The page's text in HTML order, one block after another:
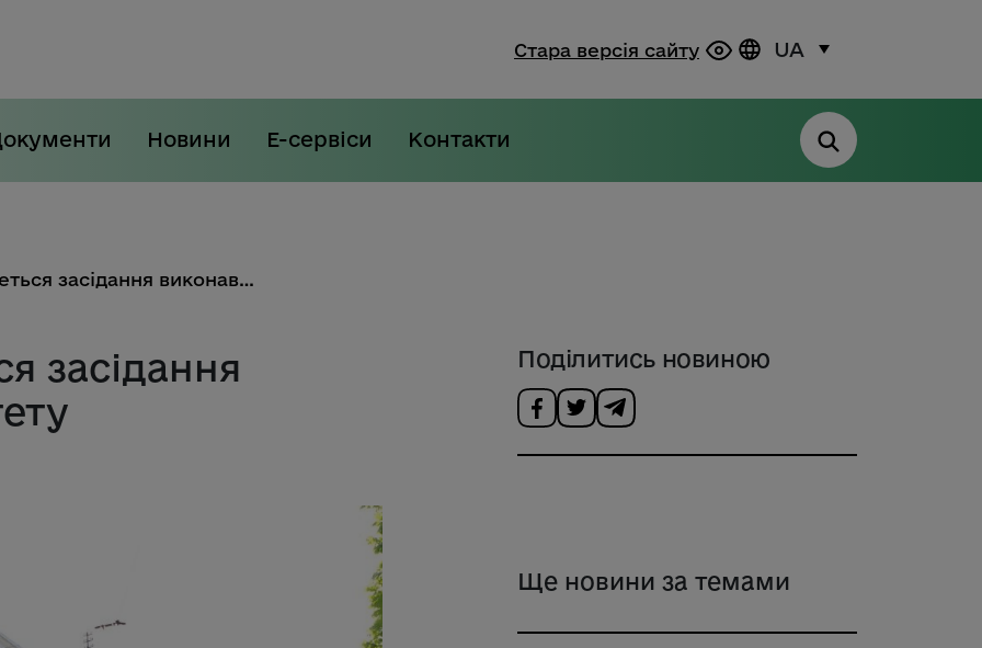
Стара версія сайту UA
Новини Е-сервіси Контакти
9 липня відбудеться засідання виконавчого комітету
засідання
Поділитись новиною
Ще новини за темами